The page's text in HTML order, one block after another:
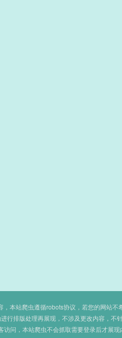
本站爬虫遵循robots协议，若您的网站不
行排版处理再展现，不涉及更改内容，不
问，本站爬虫不会抓取需要登录后才展